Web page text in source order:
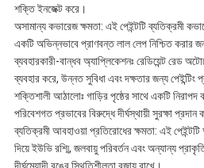
শক্তি ইনজেক্ট করে।
অসামান্য কভারেজ ক্ষমতা: এই পেইন্টটি ব্যতিক্রমী
একটি অভিন্নভাবে প্রাণবন্ত লাল লেপ নিশ্চিত করার
ব্যবহারকারী-বান্ধব অ্যাপ্লিকেশনঃ রেডিয়েন্ট রেড
ব্যবহার করে, উন্নত সুবিধা এবং দক্ষতার জন্য পেইন্টিং
শক্তিশালী আঠালোঃ গাড়ির পৃষ্ঠের সাথে একটি নিরাপদ
পরিবেশগত প্রভাবের বিরুদ্ধে দীর্ঘস্থায়ী সুরক্ষা প্রদান
ব্যতিক্রমী আবহাওয়া প্রতিরোধের ক্ষমতা: এই
দিয়ে ইউভি রশ্মি, জলবায়ু পরিবর্তন এবং অন্যান্য